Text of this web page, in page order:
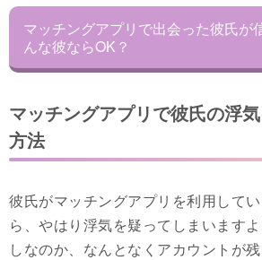
マッチングアプリで出会った彼氏が
んな彼ならOK？
マッチングアプリで彼氏の浮
方法
彼氏がマッチングアプリを利用して
ら、やはり浮気を疑ってしまいます
しなのか、なんとなくアカウントが